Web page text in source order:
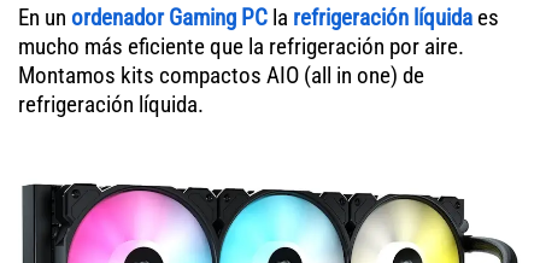
En un ordenador Gaming PC la refrigeración líquida es
mucho más eficiente que la refrigeración por aire.
Montamos kits compactos AIO (all in one) de
refrigeración líquida.